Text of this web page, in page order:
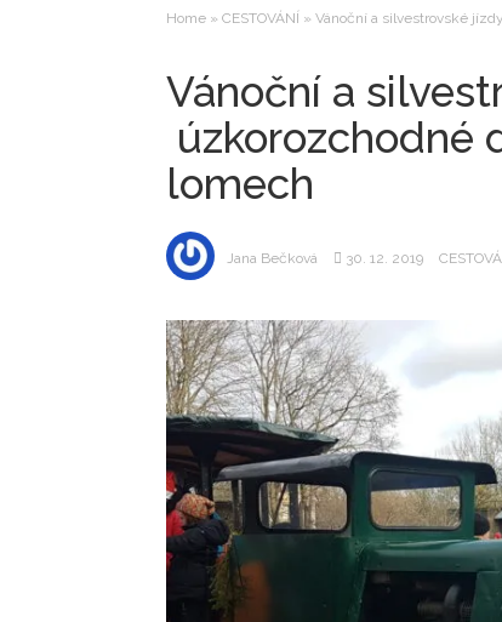
Home » CESTOVÁNÍ » Vánoční a silvestrovské
Vánoční a
úzkorozchodné
lomech
Jana Bečková 30. 12. 2019